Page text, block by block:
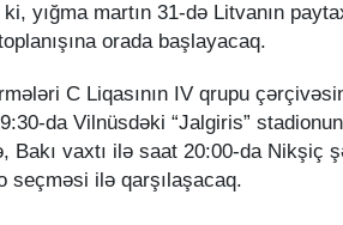
yığma martın 31-də Litvanın
orada başlayacaq.
C Liqasının IV qrupu
da Vilnüsdəki “Jalgiris”
Bakı vaxtı ilə saat 20:00-da Nikşiç
seçməsi ilə qarşılaşacaq.